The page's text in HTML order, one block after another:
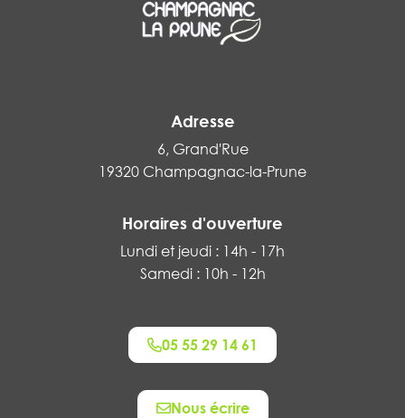
Adresse
6, Grand'Rue
19320 Champagnac-la-Prune
Horaires d'ouverture
Lundi et jeudi : 14h - 17h
Samedi : 10h - 12h
05 55 29 14 61
Nous écrire